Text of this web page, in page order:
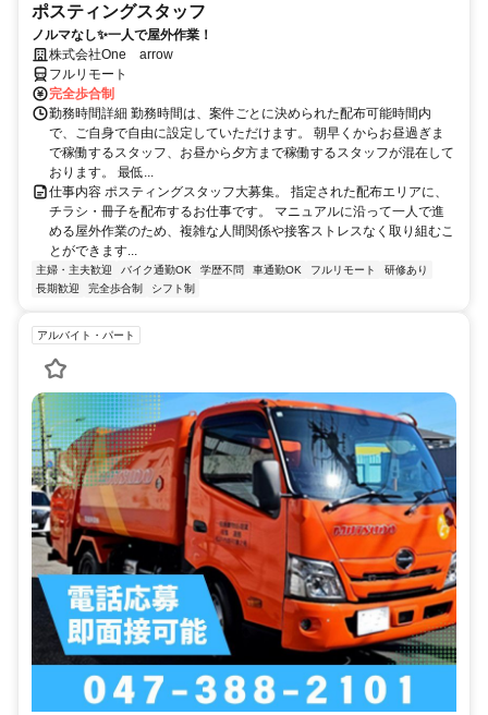
ポスティングスタッフ
ノルマなし✨一人で屋外作業！
株式会社One arrow
フルリモート
完全歩合制
勤務時間詳細 勤務時間は、案件ごとに決められた配布可能時間内
で、ご自身で自由に設定していただけます。 朝早くからお昼過ぎま
で稼働するスタッフ、お昼から夕方まで稼働するスタッフが混在して
おります。 最低...
仕事内容 ポスティングスタッフ大募集。 指定された配布エリアに、
チラシ・冊子を配布するお仕事です。 マニュアルに沿って一人で進
める屋外作業のため、複雑な人間関係や接客ストレスなく取り組むこ
とができます...
主婦・主夫歓迎 バイク通勤OK 学歴不問 車通勤OK フルリモート
研修あり
長期歓迎
完全歩合制 シフト制
アルバイト・パート